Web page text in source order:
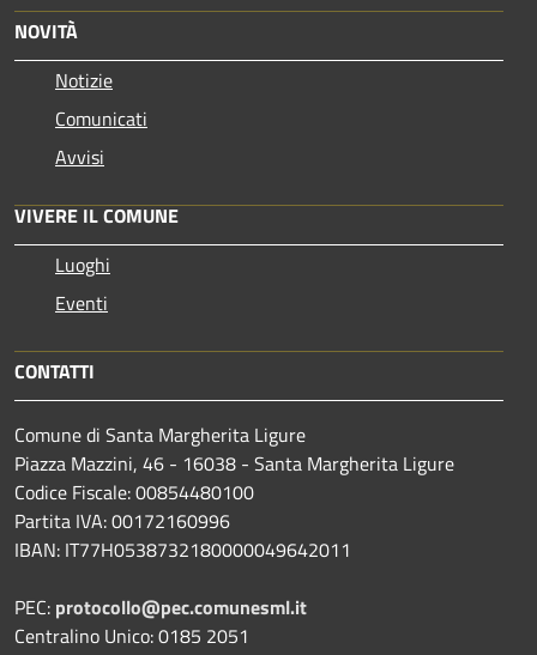
NOVITÀ
Notizie
Comunicati
Avvisi
VIVERE IL COMUNE
Luoghi
Eventi
CONTATTI
Comune di Santa Margherita Ligure
Piazza Mazzini, 46 - 16038 - Santa Margherita Ligure
Codice Fiscale: 00854480100
Partita IVA: 00172160996
IBAN: IT77H0538732180000049642011
PEC: protocollo@pec.comunesml.it
Centralino Unico: 0185 2051